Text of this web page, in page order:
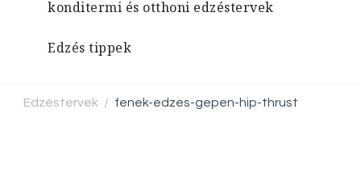
konditermi és otthoni edzéstervek
Edzés tippek
Edzéstervek / fenek-edzes-gepen-hip-thrust